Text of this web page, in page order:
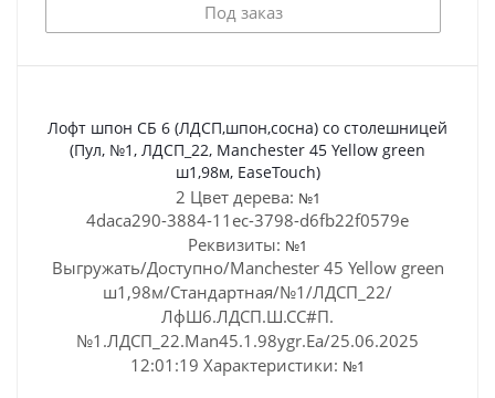
Под заказ
Лофт шпон СБ 6 (ЛДСП,шпон,сосна) со столешницей
(Пул, №1, ЛДСП_22, Manchester 45 Yellow green
ш1,98м, EaseTouch)
2 Цвет дерева: №1
4daca290-3884-11ec-3798-d6fb22f0579e
Реквизиты: №1
Выгружать/Доступно/Manchester 45 Yellow green
ш1,98м/Стандартная/№1/ЛДСП_22/
ЛфШ6.ЛДСП.Ш.СС#П.
№1.ЛДСП_22.Man45.1.98ygr.Ea/25.06.2025
12:01:19 Характеристики: №1